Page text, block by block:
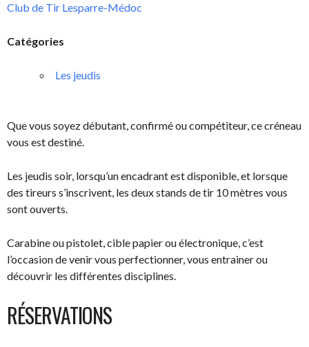
Club de Tir Lesparre-Médoc
Catégories
Les jeudis
Que vous soyez débutant, confirmé ou compétiteur, ce créneau
vous est destiné.
Les jeudis soir, lorsqu’un encadrant est disponible, et lorsque
des tireurs s’inscrivent, les deux stands de tir 10 mètres vous
sont ouverts.
Carabine ou pistolet, cible papier ou électronique, c’est
l’occasion de venir vous perfectionner, vous entrainer ou
découvrir les différentes disciplines.
RÉSERVATIONS